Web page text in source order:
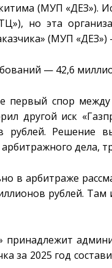
(МУП «ДЕЗ»).
но эта
(МУП
— 42,6
первый спор
другой иск
рублей. Решение
арбитражного дела,
в арбитраже
рублей. Там
принадлежит
за 2025 год